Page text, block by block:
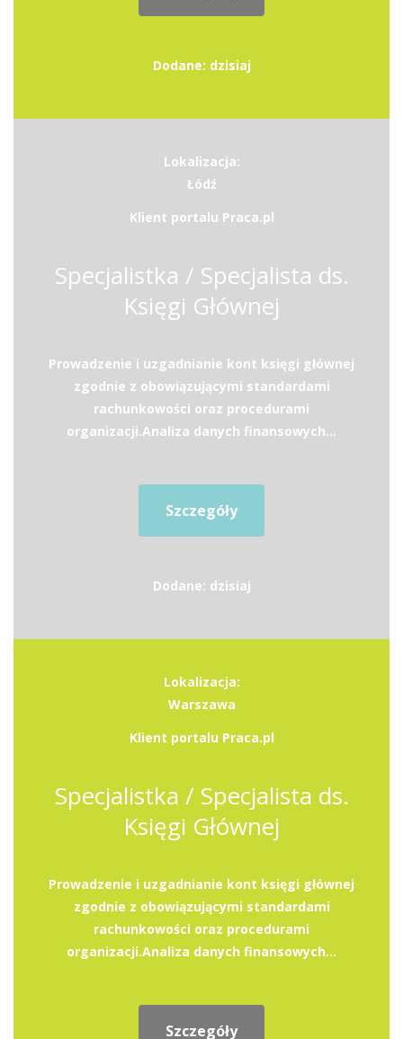
Dodane: dzisiaj
Lokalizacja:
Łódź
Klient portalu Praca.pl
Specjalistka / Specjalista ds.
Księgi Głównej
Prowadzenie i uzgadnianie kont księgi głównej
zgodnie z obowiązującymi standardami
rachunkowości oraz procedurami
organizacji.Analiza danych finansowych...
Szczegóły
Dodane: dzisiaj
Lokalizacja:
Warszawa
Klient portalu Praca.pl
Specjalistka / Specjalista ds.
Księgi Głównej
Prowadzenie i uzgadnianie kont księgi głównej
zgodnie z obowiązującymi standardami
rachunkowości oraz procedurami
organizacji.Analiza danych finansowych...
Szczegóły